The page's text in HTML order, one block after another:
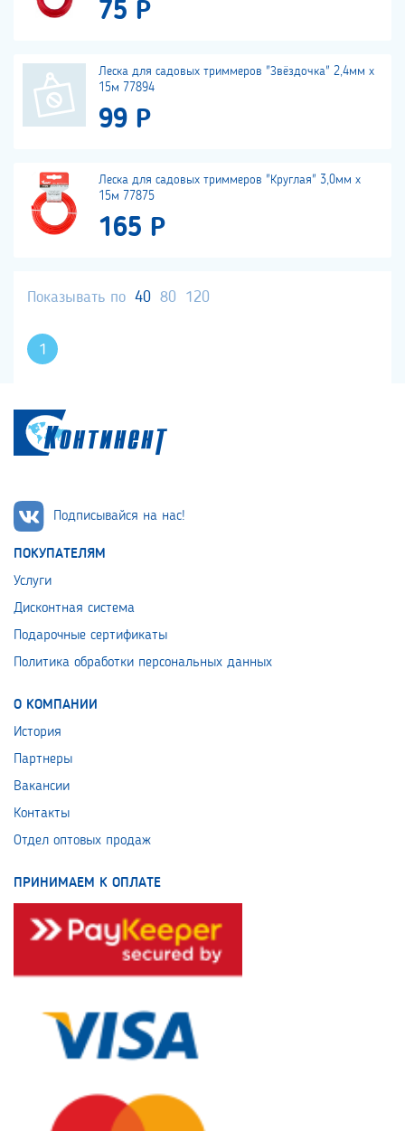
75 Р
Леска для садовых триммеров "Звёздочка" 2,4мм х
15м 77894
99 Р
Леска для садовых триммеров "Круглая" 3,0мм х
15м 77875
165 Р
Показывать по 40 80 120
1
Подписывайся на нас!
ПОКУПАТЕЛЯМ
Услуги
Дисконтная система
Подарочные сертификаты
Политика обработки персональных данных
О КОМПАНИИ
История
Партнеры
Вакансии
Контакты
Отдел оптовых продаж
ПРИНИМАЕМ К ОПЛАТЕ